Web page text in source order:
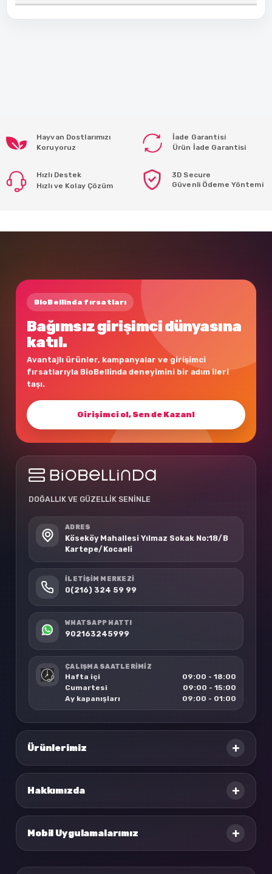
Hayvan Dostlarımızı
Koruyoruz
İade Garantisi
Ürün İade Garantisi
Hızlı Destek
Hızlı ve Kolay Çözüm
3D Secure
Güvenli Ödeme Yöntemi
BioBellinda fırsatları
Bağımsız girişimci dünyasına
katıl.
Avantajlı ürünler, kampanyalar ve girişimci
fırsatlarıyla BioBellinda deneyimini bir adım ileri
taşı.
Girişimci ol, Sen de Kazan!
DOĞALLIK VE GÜZELLİK SENİNLE
ADRES
Köseköy Mahallesi Yılmaz Sokak No:18/B
Kartepe/Kocaeli
İLETIŞIM MERKEZI
0(216) 324 59 99
WHATSAPP HATTI
902163245999
ÇALIŞMA SAATLERİMİZ
Hafta içi
09:00 - 18:00
Cumartesi
09:00 - 15:00
Ay kapanışları
09:00 - 01:00
Ürünlerimiz +
Hakkımızda +
Mobil Uygulamalarımız +